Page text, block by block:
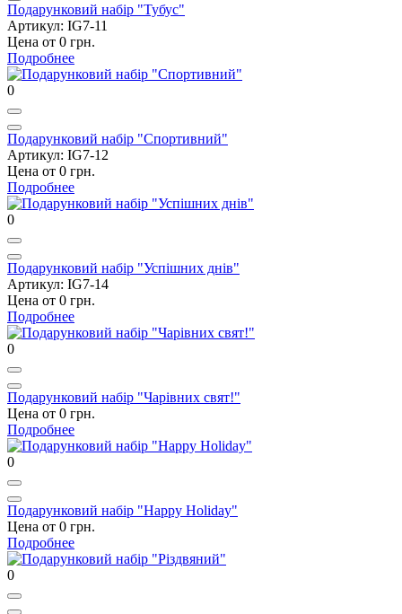
Подарунковий набір "Тубус"
Артикул: IG7-11
Цена от 0 грн.
Подробнее
0
Подарунковий набір "Спортивний"
Артикул: IG7-12
Цена от 0 грн.
Подробнее
0
Подарунковий набір "Успішних днів"
Артикул: IG7-14
Цена от 0 грн.
Подробнее
0
Подарунковий набір "Чарівних свят!"
Цена от 0 грн.
Подробнее
0
Подарунковий набір "Happy Holiday"
Цена от 0 грн.
Подробнее
0